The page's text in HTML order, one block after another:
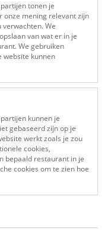
tonen je
onze mening relevant zijn
verwachten. We
van wat er in je
We gebruiken
website kunnen
kunnen je
gebaseerd zijn op je
werkt zoals je zou
cookies,
bepaald restaurant in je
cookies om te zien hoe